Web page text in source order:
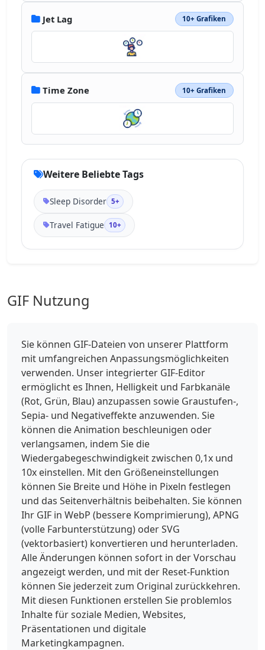
Jet Lag 10+ Grafiken
Time Zone 10+ Grafiken
Weitere Beliebte Tags
Sleep Disorder 5+
Travel Fatigue 10+
GIF Nutzung
Sie können GIF-Dateien von unserer Plattform
mit umfangreichen Anpassungsmöglichkeiten
verwenden. Unser integrierter GIF-Editor
ermöglicht es Ihnen, Helligkeit und Farbkanäle
(Rot, Grün, Blau) anzupassen sowie Graustufen-,
Sepia- und Negativeffekte anzuwenden. Sie
können die Animation beschleunigen oder
verlangsamen, indem Sie die
Wiedergabegeschwindigkeit zwischen 0,1x und
10x einstellen. Mit den Größeneinstellungen
können Sie Breite und Höhe in Pixeln festlegen
und das Seitenverhältnis beibehalten. Sie können
Ihr GIF in WebP (bessere Komprimierung), APNG
(volle Farbunterstützung) oder SVG
(vektorbasiert) konvertieren und herunterladen.
Alle Änderungen können sofort in der Vorschau
angezeigt werden, und mit der Reset-Funktion
können Sie jederzeit zum Original zurückkehren.
Mit diesen Funktionen erstellen Sie problemlos
Inhalte für soziale Medien, Websites,
Präsentationen und digitale
Marketingkampagnen.